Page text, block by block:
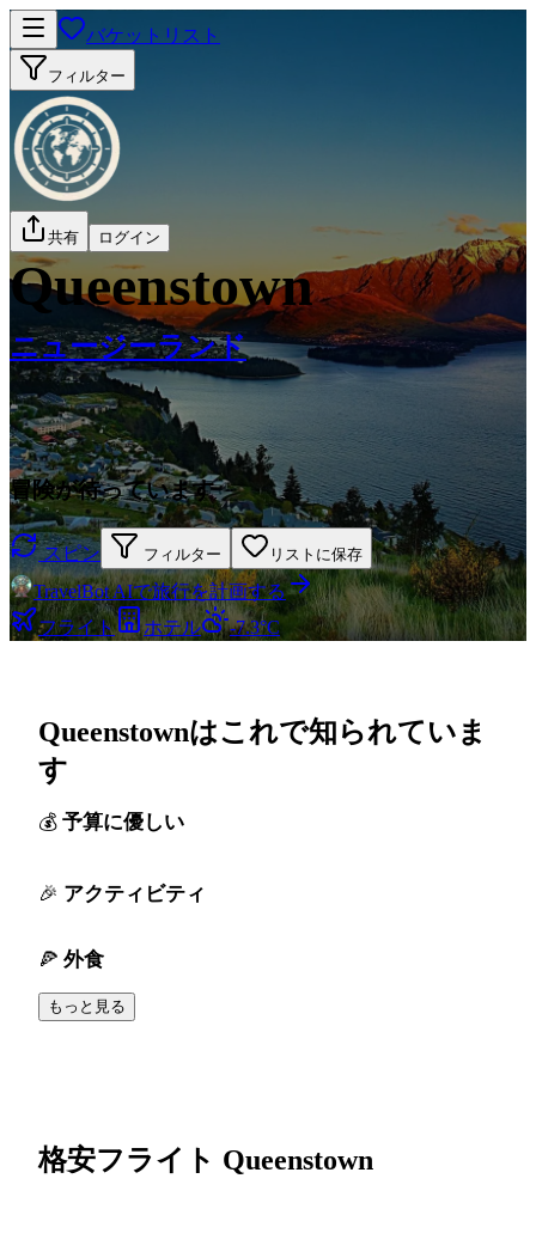
バケットリスト
フィルター
共有 ログイン
Queenstown
ニュージーランド
冒険が待っています
スピン フィルター リストに保存
TravelBot AIで旅行を計画する
フライト
ホテル -7.3°C
Queenstownはこれで知られていま
す
予算に優しい
アクティビティ
外食
もっと見る
格安フライト Queenstown